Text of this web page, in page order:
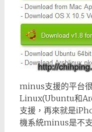
minus支援的平台
Linux(Ubuntu和
支援，再來就是
機系統minus是不